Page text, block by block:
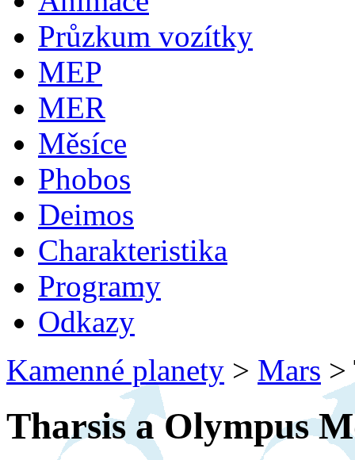
Průzkum vozítky
MEP
MER
Měsíce
Phobos
Deimos
Charakteristika
Programy
Odkazy
Kamenné planety > Mars >
Tharsis a Olympus